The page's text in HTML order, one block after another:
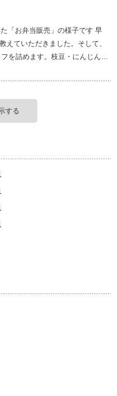
「お弁当販売」の様子です 早
えていただきました。そして、
を詰めます。枝豆・にんじん…
する